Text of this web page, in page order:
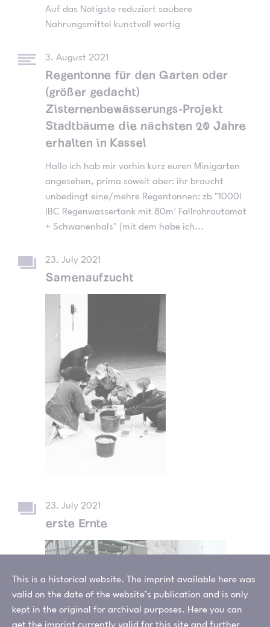
Auf das Nötigste reduziert saubere
Nahrungsmittel kunstvoll wertig
3. August 2021
Regentonne für den Garten oder
(größer gedacht)
Zisternenbewässerungs-Projekt
Stadtbäume die nächsten 20 Jahre
erhalten in Kassel
Hallo ich hab mir vorhin kurz euren Minigarten
angesehen, prima soweit aber: ihr braucht
unbedingt eine/mehre Regentonnen: zb "1000l
IBC Regenwassertank mit 80m² Fallrohrautomat
+ Schwanenhals" (mit dem habe ich...
23. July 2021
Samenaufzucht
23. July 2021
erste Ernte
This is a historical website. The imprint available here was
valid on the date of the website’s publication and is only
kept in the original for archival purposes. Here you can